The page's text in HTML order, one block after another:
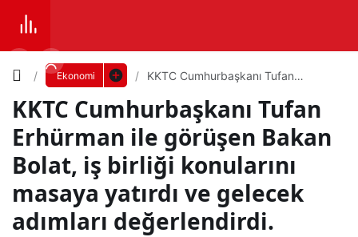
Ekonomi
KKTC Cumhurbaşkanı Tufan
birliği konularını masaya yatırdı ve
gelecek adımları değerlendirdi.
KKTC Cumhurbaşkanı Tufan
Erhürman ile görüşen Bakan
Bolat, iş birliği konularını
masaya yatırdı ve gelecek
adımları değerlendirdi.
KKT
Yazı
Boyutunu
Ayarla
0 PAYLAŞ